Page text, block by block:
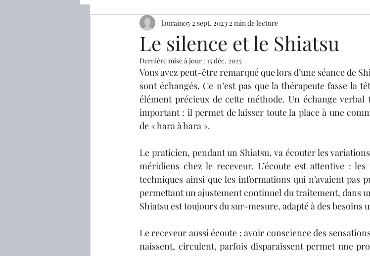
Prévention & santé Divers
Le silence et le Shiatsu
laurain05 2 sept. 2023 2 min de lecture
Dernière mise à jour : 15 déc. 2025
Vous avez peut-être remarqué que lors d’une séance de
sont échangés. Ce n’est pas que la thérapeute fasse la
élément précieux de cette méthode. Un échange
important : il permet de laisser toute la place à une
de « hara à hara ».
Le praticien, pendant un Shiatsu, va écouter les
méridiens chez le receveur. L’écoute est attentive :
techniques ainsi que les informations qui n’avaient pas
permettant un ajustement continuel du traitement, dans
Shiatsu est toujours du sur-mesure, adapté à des besoins
Le receveur aussi écoute : avoir conscience des
naissent, circulent, parfois disparaissent permet une